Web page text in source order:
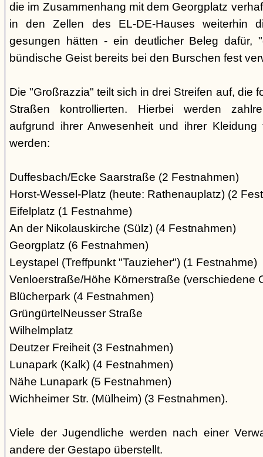
die im Zusammenhang mit dem Georgplatz
in den Zellen des EL-DE-Hauses weiterhin
gesungen hätten - ein deutlicher Beleg dafür,
bündische Geist bereits bei den Burschen fest
Die "Großrazzia" teilt sich in drei Streifen auf, die
Straßen kontrollierten. Hierbei werden
aufgrund ihrer Anwesenheit und ihrer Kleidung
werden:
Duffesbach/Ecke Saarstraße (2 Festnahmen)
Horst-Wessel-Platz (heute: Rathenauplatz) (2
Eifelplatz (1 Festnahme)
An der Nikolauskirche (Sülz) (4 Festnahmen)
Georgplatz (6 Festnahmen)
Leystapel (Treffpunkt "Tauzieher") (1 Festnahme)
Venloerstraße/Höhe Körnerstraße (verschiedene
Blücherpark (4 Festnahmen)
GrüngürtelNeusser Straße
Wilhelmplatz
Deutzer Freiheit (3 Festnahmen)
Lunapark (Kalk) (4 Festnahmen)
Nähe Lunapark (5 Festnahmen)
Wichheimer Str. (Mülheim) (3 Festnahmen).
Viele der Jugendliche werden nach einer
andere der Gestapo überstellt.